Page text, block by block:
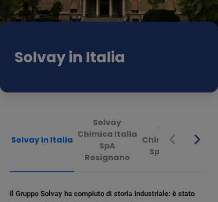
Solvay in Italia
Solvay in Italia
Solvay
Chimica Italia
SpA
Rosignano
Solvay
Chimica Italia
SpA Massa
Il Gruppo Solvay ha compiuto di storia industriale: è stato